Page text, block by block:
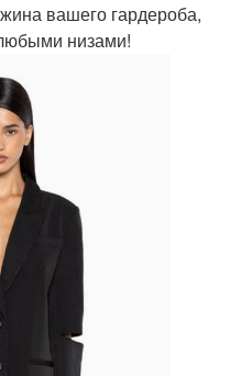
вашего гардероба,
низами!